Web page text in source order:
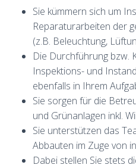
Sie kümmern sich um
Reparaturarbeiten der
(z.B. Beleuchtung,
Die Durchführung bzw.
Inspektions- und
ebenfalls in Ihrem
Sie sorgen für die
und Grünanlagen inkl.
Sie unterstützen das
Abbauten im Zuge von
Dabei stellen Sie stets